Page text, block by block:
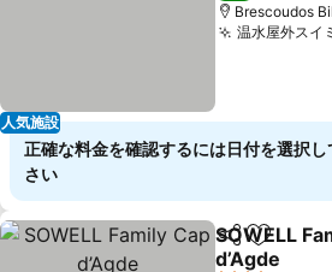
人気施設
Brescoudos
温水屋外スイ
正確な料金を確認するには日付を選択し
さい
シェアお気に
SOWELL
d’Agde